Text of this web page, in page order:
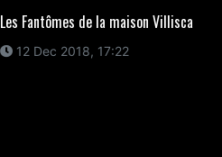
Les Fantômes de la maison Villisca
12 Dec 2018, 17:22